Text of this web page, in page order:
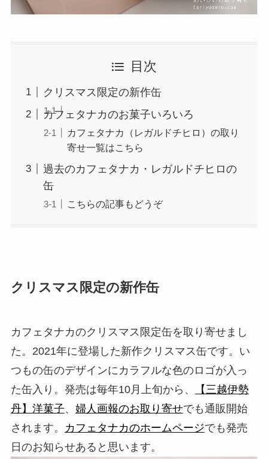
目次
クリスマス限定の新作缶
カフェタナカのお菓子いろいろ
カフェタナカ（レガルドチヒロ）の取り
寄せ一覧はこちら
過去のカフェタナカ・レガルドチヒロの
缶
こちらの記事もどうぞ
クリスマス限定の新作缶
カフェタナカのクリスマス限定缶を取り寄せまし
た。2021年に登場した新作クリスマス缶です。い
つもの缶のデザインにカラフルな色のロゴが入っ
た缶入り。発売は毎年10月上旬から、
【三越伊勢
丹】洋菓子、 婦人画報のお取り寄せでも通販開始
されます。
カフェタナカのホームページでも発売
日のお知らせあると思います。